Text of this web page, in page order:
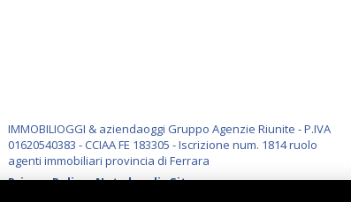
IMMOBILIOGGI & aziendaoggi Gruppo Agenzie Riunite - P.IVA
01620540383 - CCIAA FE 183305 - Iscrizione num. 1814 ruolo
agenti immobiliari provincia di Ferrara
Privacy Policy-Note legali-Sitemap